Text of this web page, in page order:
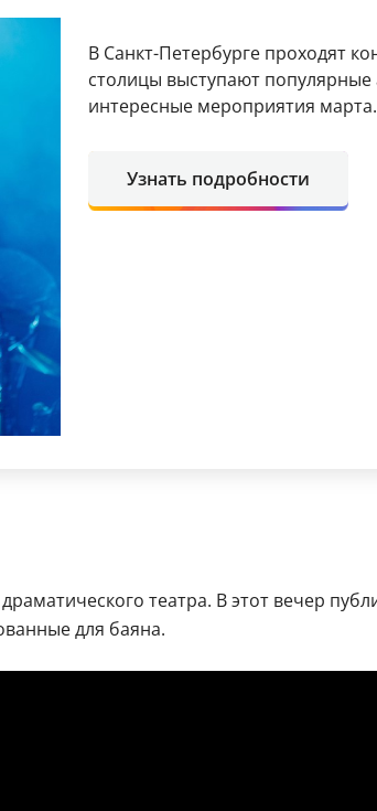
В Санкт-Петербурге проходят
столицы выступают
интересные мероприятия марта.
Узнать подробности
театра. В этот вечер
для баяна.